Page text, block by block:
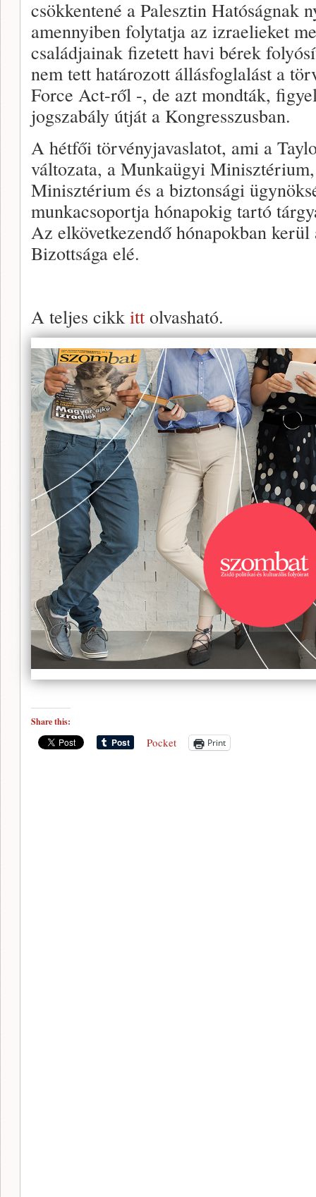
csökkentené a Palesztin Hatóságnak
amennyiben folytatja az izraelieket
családjainak fizetett havi bérek
nem tett határozott állásfoglalást a
Force Act-ről -, de azt mondták,
jogszabály útját a Kongresszusban.
A hétfői törvényjavaslatot, ami a
változata, a Munkaügyi
Minisztérium és a biztonsági
munkacsoportja hónapokig tartó
Az elkövetkezendő hónapokban
Bizottsága elé.
A teljes cikk itt olvasható.
Share this:
Pocket Print